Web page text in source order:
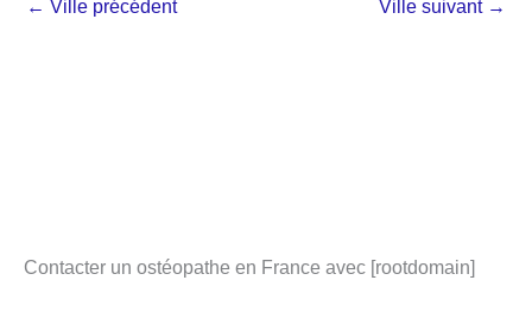
← Ville précédent Ville suivant →
Contacter un ostéopathe en France avec [rootdomain]